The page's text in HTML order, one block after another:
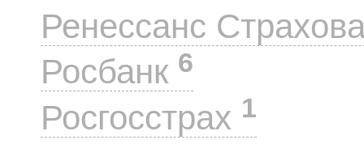
Ренессанс
Росбанк 6
Росгосстрах 1